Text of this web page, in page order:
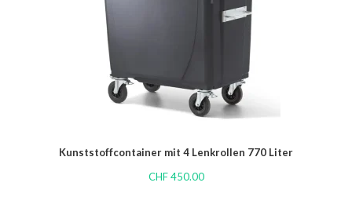
Kunststoffcontainer mit 4 Lenkrollen 770 Liter
CHF450.00